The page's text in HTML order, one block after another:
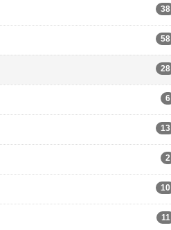
38
58
28
6
13
2
10
11